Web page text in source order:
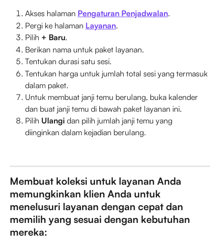
Akses halaman Pengaturan Penjadwalan.
Pergi ke halaman Layanan.
Pilih + Baru.
Berikan nama untuk paket layanan.
Tentukan durasi satu sesi.
Tentukan harga untuk jumlah total sesi yang termasuk
dalam paket.
Untuk membuat janji temu berulang, buka kalender
dan buat janji temu di bawah paket layanan ini.
Pilih Ulangi dan pilih jumlah janji temu yang
diinginkan dalam kejadian berulang.
Membuat koleksi untuk layanan Anda
memungkinkan klien Anda untuk
menelusuri layanan dengan cepat dan
memilih yang sesuai dengan kebutuhan
mereka: